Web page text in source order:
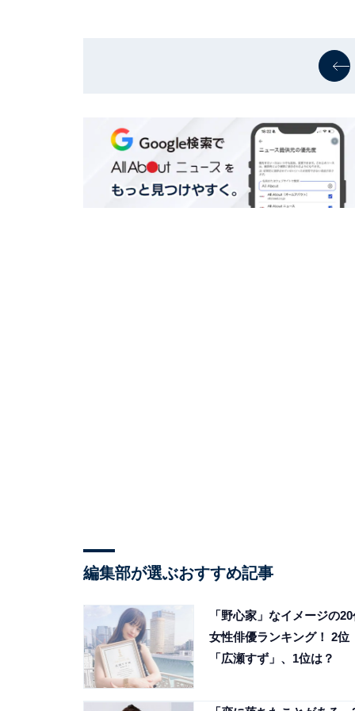
編集部が選ぶおすすめ記事
「野心家」なイメージの
女性俳優ランキング！ 2位
「広瀬すず」、1位は？